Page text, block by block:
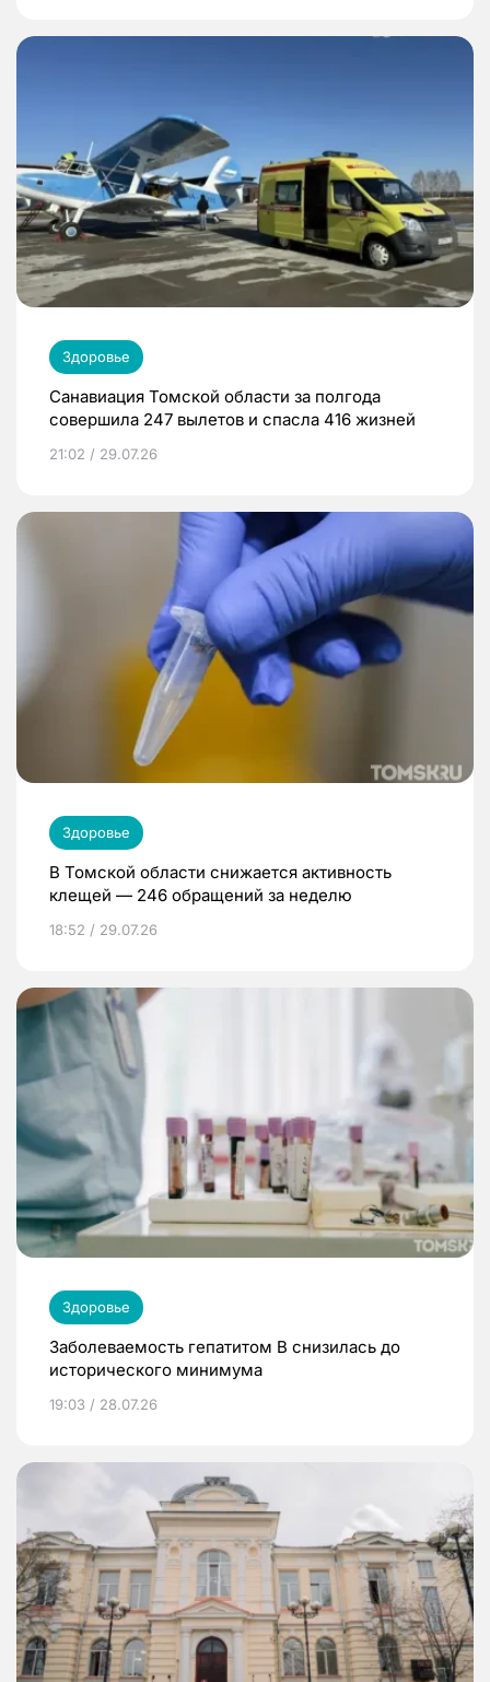
Здоровье
Санавиация Томской области за полгода
совершила 247 вылетов и спасла 416 жизней
21:02 / 29.07.26
Здоровье
В Томской области снижается активность
клещей — 246 обращений за неделю
18:52 / 29.07.26
Здоровье
Заболеваемость гепатитом В снизилась до
исторического минимума
19:03 / 28.07.26